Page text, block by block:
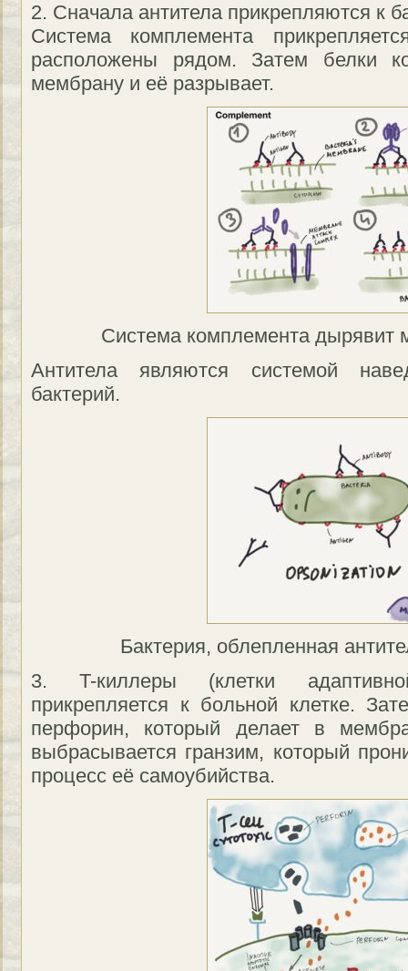
2. Сначала антитела прикрепляются к
Система комплемента
расположены рядом. Затем белки
мембрану и её разрывает.
Система комплемента дырявит
Антитела являются системой
бактерий.
Бактерия, облепленная
3. T-киллеры (клетки
прикрепляется к больной клетке.
перфорин, который делает в
выбрасывается гранзим, который
процесс её самоубийства.